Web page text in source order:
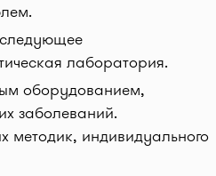
лаборатория.
оборудованием,
заболеваний.
методик, индивидуального